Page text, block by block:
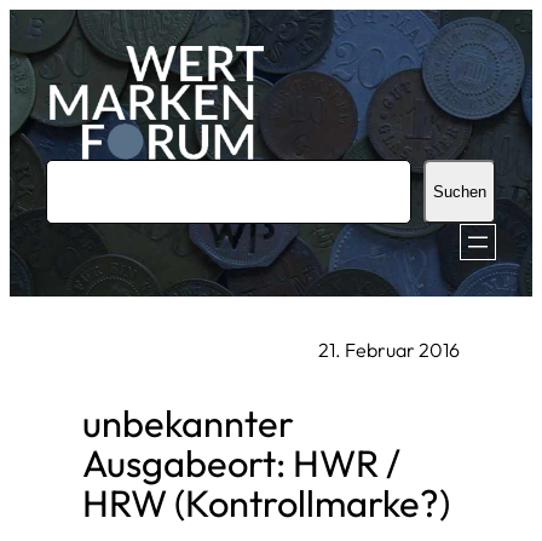
Zum
Inhalt
springen
u
h
Suchen
21. Februar 2016
unbekannter
Ausgabeort: HWR /
HRW (Kontrollmarke?)